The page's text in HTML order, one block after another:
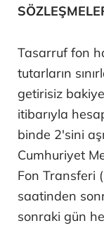
Tasarruf fon
tutarların
getirisiz
itibarıyla
binde 2'sini
Cumhuriyet
Fon Transferi
saatinden
sonraki gün